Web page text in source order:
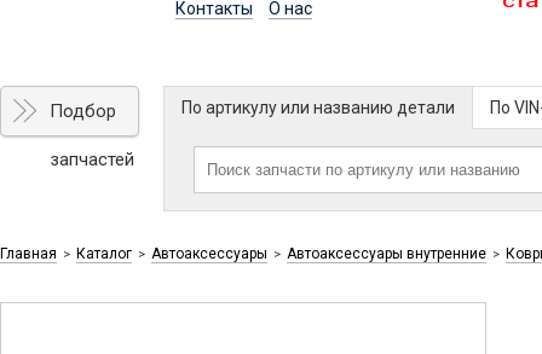
Контакты
О нас
Подбор
запчастей
По артикулу или названию детали По
Главная > Каталог > Автоаксессуары > Автоаксессуары внутренние >